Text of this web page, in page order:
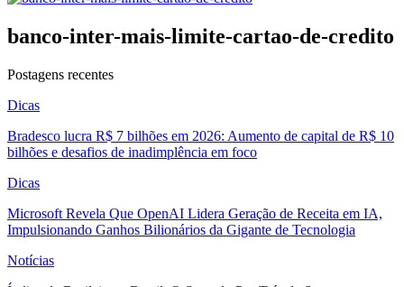
banco-inter-mais-limite-cartao-de-credito
Postagens recentes
Dicas
Bradesco lucra R$ 7 bilhões em 2026: Aumento de capital de R$ 10
bilhões e desafios de inadimplência em foco
Dicas
Microsoft Revela Que OpenAI Lidera Geração de Receita em IA,
Impulsionando Ganhos Bilionários da Gigante de Tecnologia
Notícias